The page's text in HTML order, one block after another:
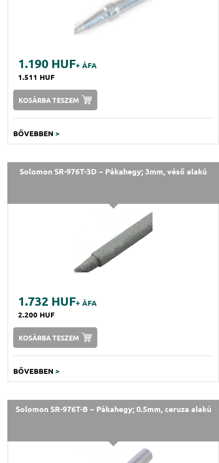
1.190 HUF+ ÁFA
1.511 HUF
KOSÁRBA TESZEM
BŐVEBBEN >
Solomon SR-976T-3D ~ Pákahegy; 3mm, véső alakú
1.732 HUF+ ÁFA
2.200 HUF
KOSÁRBA TESZEM
BŐVEBBEN >
Solomon SR-976T-B ~ Pákahegy; 0.5mm, ceruza alakú